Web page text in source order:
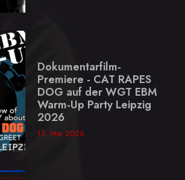
Dokumentarfilm-
Premiere - CAT RAPES
DOG auf der WGT EBM
Warm-Up Party Leipzig
2026
15. Mai 2026